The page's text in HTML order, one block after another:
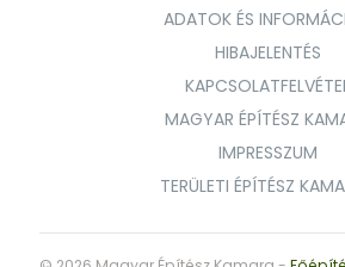
ADATOK ÉS
HIBAJELENTÉS
MAGYAR ÉPÍTÉSZ
IMPRESSZUM
TERÜLETI ÉPÍTÉSZ